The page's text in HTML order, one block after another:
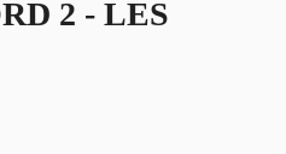
2 - LES